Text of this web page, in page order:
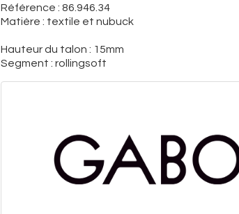
Référence : 86.946.34
Matière : textile et nubuck
Hauteur du talon : 15mm
Segment : rollingsoft